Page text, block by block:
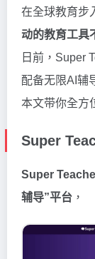
在全球教育步
动的教育工具
日前，Super
配备无限AI辅
本文带你全方
Super
Super
辅导”平台 ，